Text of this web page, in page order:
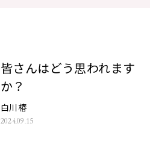
皆さんはどう思われます
か？
白川椿
2024.09.15